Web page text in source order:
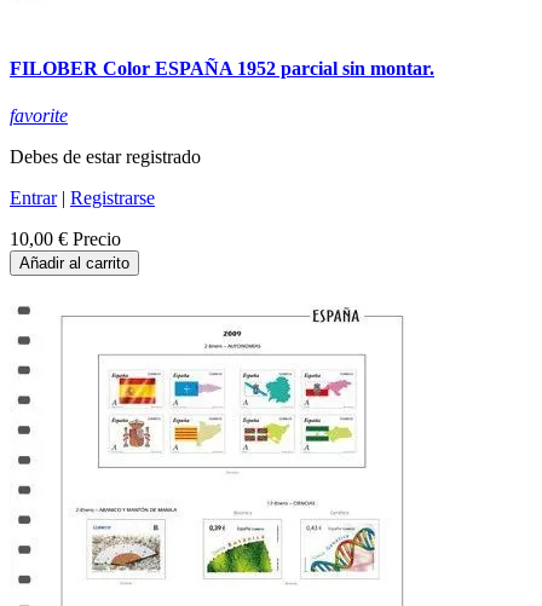
FILOBER Color ESPAÑA 1952 parcial sin montar.
favorite
Debes de estar registrado
Entrar| Registrarse
10,00 € Precio
Añadir al carrito